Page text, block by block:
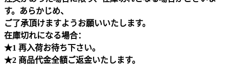
す。あらかじめ、
ご了承頂けますようお願いいたします。
在庫切れになる場合：
★1 再入荷お待ち下さい。
★2 商品代金全額ご返金いたします。